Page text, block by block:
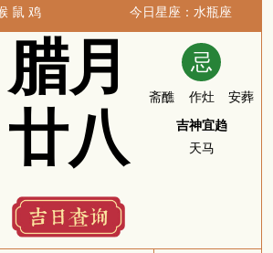
鼠 鸡 今日星座：水瓶座
腊月
廿八
忌
斋醮 作灶
安葬
吉神宜趋
天马